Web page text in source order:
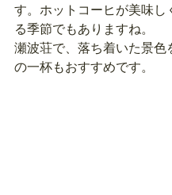
す。ホットコーヒが美味し
る季節でもありますね。
瀬波荘で、落ち着いた景色
の一杯もおすすめです。